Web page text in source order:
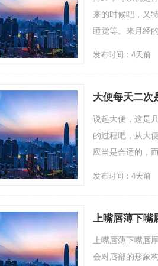
来的时候吧，又
睡觉等。来月经
发布时间：4天前
大便每天二次
说起大便，这是
的过程吧，从大
应当是合适的，
发布时间：4天前
上嘴唇薄下嘴
上嘴唇薄下嘴唇
会对唇部的形象